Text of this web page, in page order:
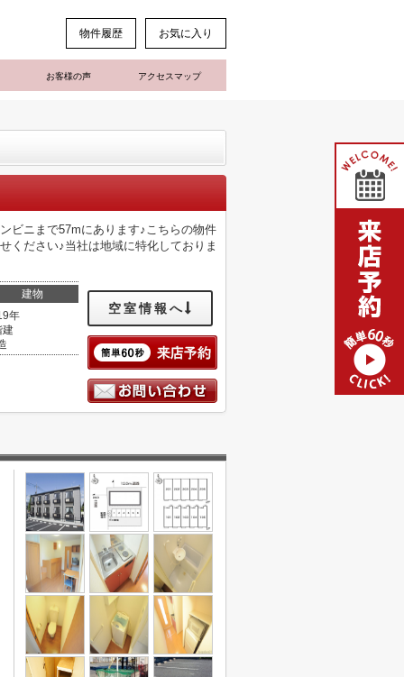
物件履歴 お気に入り
お客様の声 アクセスマップ
ビニまで57mにあります♪こちらの物件
ください♪当社は地域に特化しておりま
建物
年
建
空室情報へ